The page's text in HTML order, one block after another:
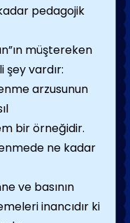
pedagojik
müştereken
şey vardır:
arzusunun
bir örneğidir.
ne kadar
ve basının
inancıdır ki